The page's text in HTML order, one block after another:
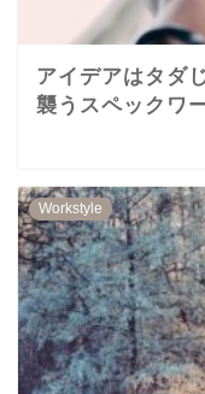
アイデアはタダ
襲うスペックワ
Workstyle